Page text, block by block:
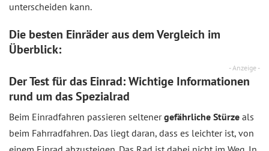
unterscheiden kann.
Die besten Einräder aus demVergleich im
Überblick:
- Anzeige -
Der Test für das Einrad: Wichtige Informationen
rund um das Spezialrad
Beim Einradfahren passieren seltenergefährliche Stürze als
beim Fahrradfahren. Das liegt daran, dass es leichter ist, von